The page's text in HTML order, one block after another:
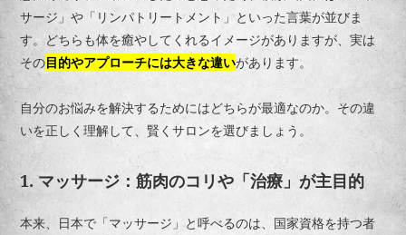
サージ」や「リンパトリートメント」といった言葉が並びま
す。どちらも体を癒やしてくれるイメージがありますが、実は
その目的やアプローチには大きな違いがあります。
自分のお悩みを解決するためにはどちらが最適なのか。その違
いを正しく理解して、賢くサロンを選びましょう。
1. マッサージ：筋肉のコリや「治療」が主目的
本来、日本で「マッサージ」と呼べるのは、国家資格を持つ者